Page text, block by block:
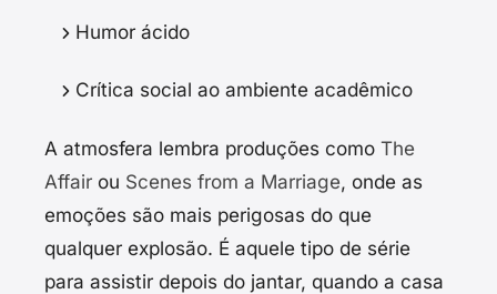
Humor ácido
Crítica social ao ambiente acadêmico
A atmosfera lembra produções como The
Affair ou Scenes from a Marriage, onde as
emoções são mais perigosas do que
qualquer explosão. É aquele tipo de série
para assistir depois do jantar, quando a casa